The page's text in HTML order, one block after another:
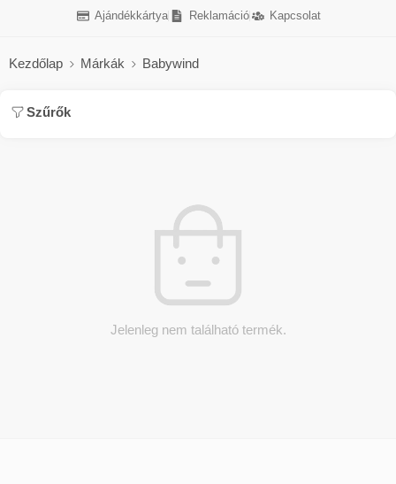
Ajándékkártya Reklamáció Kapcsolat
Kezdőlap Márkák Babywind
Szűrők
Jelenleg nem található termék.